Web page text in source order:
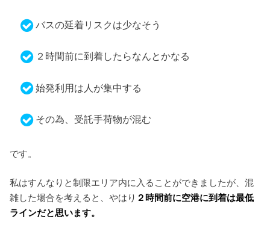
バスの延着リスクは少なそう
２時間前に到着したらなんとかなる
始発利用は人が集中する
その為、受託手荷物が混む
です。
私はすんなりと制限エリア内に入ることができましたが、混
雑した場合を考えると、やはり ２時間前に空港に到着は最低
ラインだと思います。